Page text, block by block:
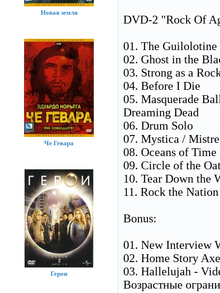
DVD-2 "Rock Of
01. The
02. Ghost in the
03. Strong as a
04. Before I Die
05. Masquerade
Dreaming Dead
06. Drum Solo
07. Mystica /
08. Oceans of Time
09. Circle of the
10. Tear Down the
11. Rock the Nation
Bonus:
01. New Interview
02. Home Story
03. Hallelujah -
Возрастные
Новая земля
Че Гевара
Герои